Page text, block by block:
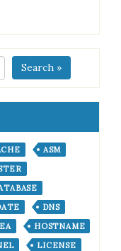
Search »
ASM
DNS
HOSTNAME
LICENSE